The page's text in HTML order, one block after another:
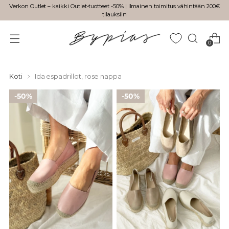
Verkon Outlet – kaikki Outlet-tuotteet -50% | Ilmainen toimitus vähintään 200€
tilauksiin
0
Koti Ida espadrillot, rose nappa
50% 50%